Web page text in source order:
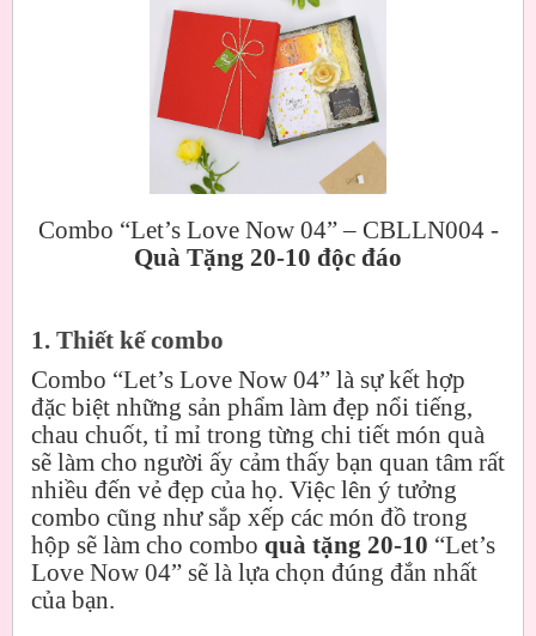
Combo “Let’s Love Now 04” – CBLLN004 -
Quà Tặng 20-10 độc đáo
1. Thiết kế combo
Combo “Let’s Love Now 04” là sự kết hợp
đặc biệt những sản phẩm làm đẹp nổi tiếng,
chau chuốt, tỉ mỉ trong từng chi tiết món quà
sẽ làm cho người ấy cảm thấy bạn quan tâm rất
nhiều đến vẻ đẹp của họ. Việc lên ý tưởng
combo cũng như sắp xếp các món đồ trong
hộp sẽ làm cho combo quà tặng 20-10 “Let’s
Love Now 04” sẽ là lựa chọn đúng đắn nhất
của bạn.